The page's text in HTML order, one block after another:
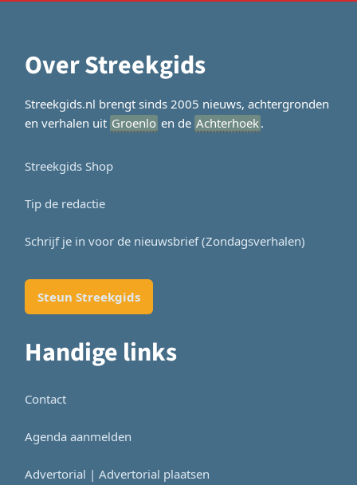
Over Streekgids
Streekgids.nl brengt sinds 2005 nieuws, achtergronden
en verhalen uit Groenlo en de Achterhoek.
Streekgids Shop
Tip de redactie
Schrijf je in voor de nieuwsbrief (Zondagsverhalen)
Steun Streekgids
Handige links
Contact
Agenda aanmelden
Advertorial | Advertorial plaatsen